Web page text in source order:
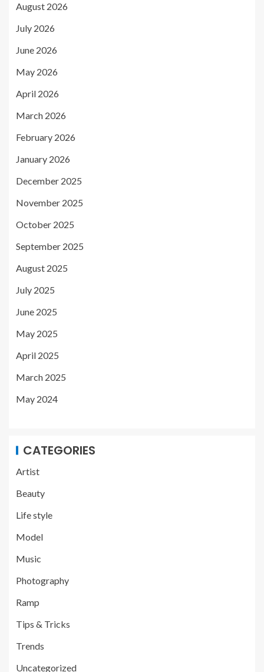
August 2026
July 2026
June 2026
May 2026
April 2026
March 2026
February 2026
January 2026
December 2025
November 2025
October 2025
September 2025
August 2025
July 2025
June 2025
May 2025
April 2025
March 2025
May 2024
CATEGORIES
Artist
Beauty
Life style
Model
Music
Photography
Ramp
Tips & Tricks
Trends
Uncategorized